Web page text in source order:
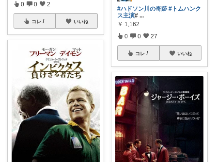
0 0 2
コレ いいね
#ハドソン川の奇跡 #トムハンク
ス主演# ...
￥ 1,162
0 0 27
コレ いいね